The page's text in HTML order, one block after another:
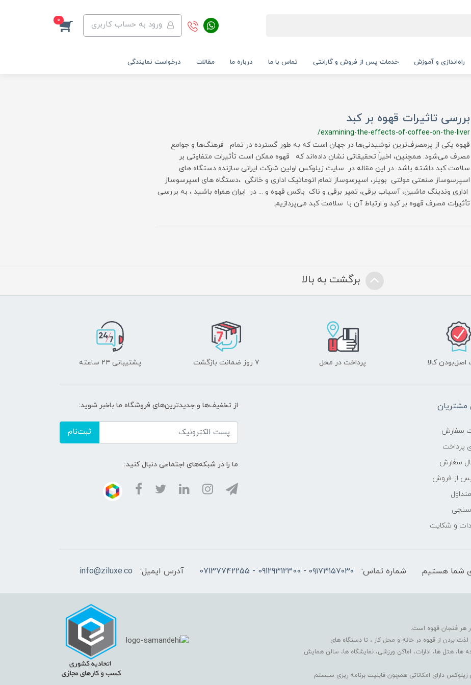
ورود به حساب کاربری 0
راه‌اندازی و آموزش خدمات پس از فروش و گارانتی تماس با ما درباره ما مقالات درخواست نمایندگی
بررسی تاثیرات قهوه بر کبد
/examining-the-effects-of-coffee-on-the-liver
قهوه یکی از پرمصرف‌ترین نوشیدنی‌ها در جهان است که به طور گسترده در تمام فرهنگ‌ها و جوامع
مصرف می‌شود. همچنین، اخیراً تحقیقاتی نشان داده‌اند که قهوه ممکن است تأثیرات متفاوتی بر
سلامت کبد داشته باشد. در این مقاله در سایت زیلوکس اولین شرکت ایرانی سازنده دستگاه های
اسپرسوساز صنعتی مولتی بویلر، اسپرسوساز تمام اتوماتیک اداری و خانگی ،دستگاه های اسپرسوساز
اداری وندینگ ماشین، آسیاب برقی، تمپر برقی و ناک باکس قهوه و ... در ایران همراه باشید ، به بررسی
تأثیرات مصرف قهوه بر کبد و ارتباط آن با سلامت کبد می‌پردازیم.
برگشت به بالا
کالا پرداخت در محل ۷ روز ضمانت بازگشت پشتیبانی ۲۴ ساعته
مشتریان
سفارش
پرداخت
سفارش
از فروش
سنجی
و شکایت
از تخفیف‌ها و جدیدترین‌های فروشگاه ما باخبر شوید:
ثبت‌نام
ما را در شبکه‌های اجتماعی دنبال کنید:
شماره تماس: ۰۹۱۷۳۱۵۷۰۳۰ - 09129312300 - 07137742255 آدرس ایمیل: info@ziluxe.co
هر فنجان قهوه است.
بردن از قهوه در خانه و محل کار ، تا دستگاه های
ها، هتل ها، ادارات، اماکن ورزشی، نمایشگاه ها، سالن همایش
دارای امکاناتی همچون قابلیت برنامه ریزی سیستم